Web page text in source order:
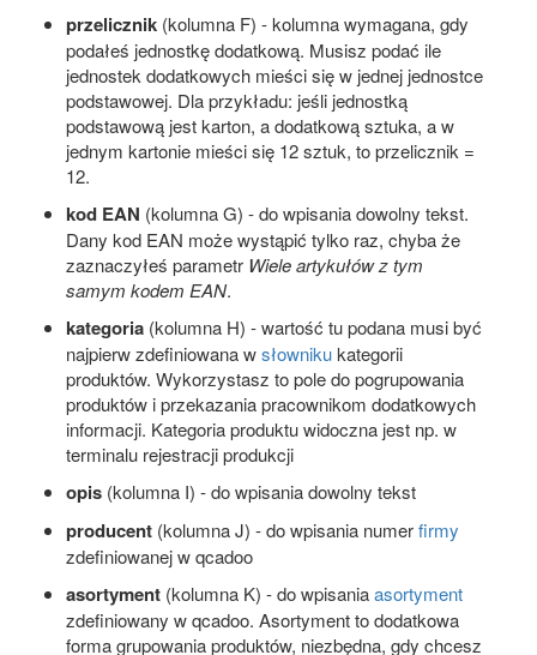
przelicznik (kolumna F) - kolumna wymagana, gdy
podałeś jednostkę dodatkową. Musisz podać ile
jednostek dodatkowych mieści się w jednej jednostce
podstawowej. Dla przykładu: jeśli jednostką
podstawową jest karton, a dodatkową sztuka, a w
jednym kartonie mieści się 12 sztuk, to przelicznik =
12.
kod EAN (kolumna G) - do wpisania dowolny tekst.
Dany kod EAN może wystąpić tylko raz, chyba że
zaznaczyłeś parametr Wiele artykułów z tym
samym kodem EAN.
kategoria (kolumna H) - wartość tu podana musi być
najpierw zdefiniowana wsłownikukategorii
produktów. Wykorzystasz to pole do pogrupowania
produktów i przekazania pracownikom dodatkowych
informacji. Kategoria produktu widoczna jest np. w
terminalu rejestracji produkcji
opis (kolumna I) - do wpisania dowolny tekst
producent (kolumna J) - do wpisania numerfirmy
zdefiniowanej w qcadoo
asortyment (kolumna K) - do wpisaniaasortyment
zdefiniowany w qcadoo. Asortyment to dodatkowa
forma grupowania produktów, niezbędna, gdy chcesz